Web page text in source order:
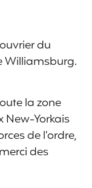
du
Williamsburg.
la zone
New-Yorkais
de l’ordre,
des